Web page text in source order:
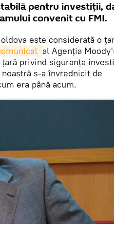
pentru investiții,
convenit cu FMI.
este considerată o
al Agenția
privind siguranța
s-a învrednicit de
era până acum.